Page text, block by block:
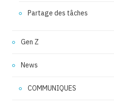
Partage des tâches
Gen Z
News
COMMUNIQUES